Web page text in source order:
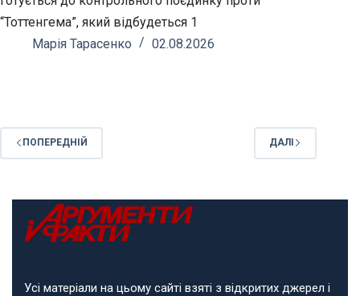
“Тоттенгема”, який відбудеться 1
Марія Тарасенко
02.08.2026
ПОПЕРЕДНІЙ ДАЛІ
Усі матеріали на цьому сайті взяті з відкритих джерел і